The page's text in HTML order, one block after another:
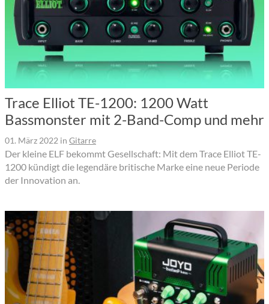
Trace Elliot TE-1200: 1200 Watt
Bassmonster mit 2-Band-Comp und mehr
01. März 2022 in Gitarre
Der kleine ELF bekommt Gesellschaft: Mit dem Trace Elliot TE-
1200 kündigt die legendäre britische Marke eine neue Periode
der Innovation an.